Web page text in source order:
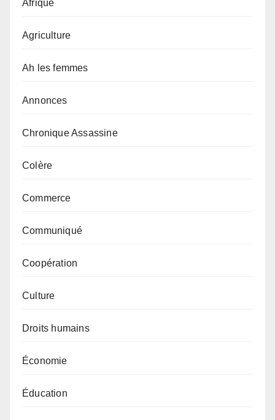
Afrique
Agriculture
Ah les femmes
Annonces
Chronique Assassine
Colère
Commerce
Communiqué
Coopération
Culture
Droits humains
Économie
Éducation